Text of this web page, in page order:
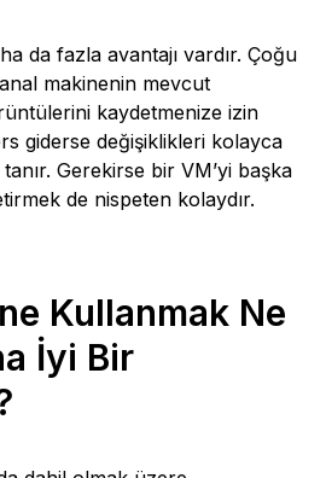
da fazla avantajı vardır. Çoğu
makinenin mevcut
kaydetmenize izin
giderse değişiklikleri kolayca
Gerekirse bir VM’yi başka
de nispeten kolaydır.
Kullanmak Ne
İyi Bir